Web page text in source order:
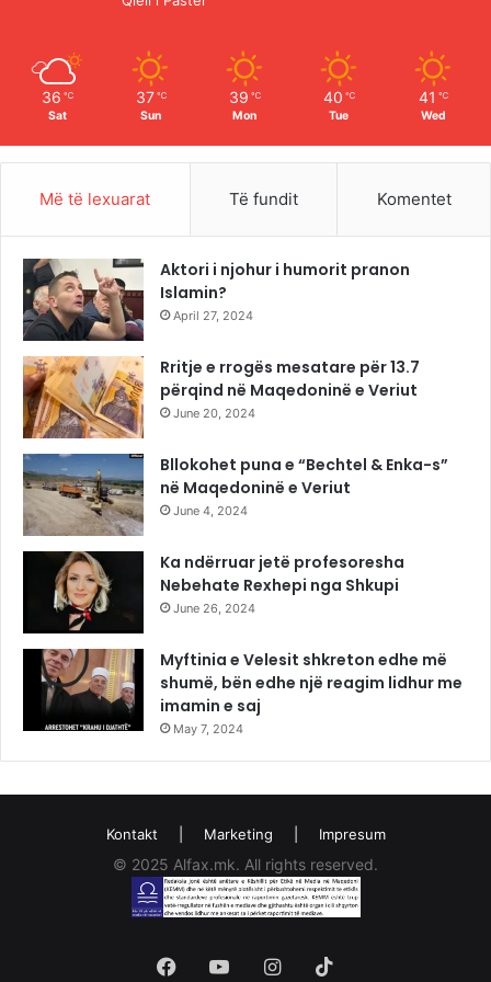
36 ℃
Sat
37 ℃
Sun
39 ℃
Mon
40 ℃
Tue
41 ℃
Wed
Më të lexuarat Të fundit Komentet
Aktori i njohur i humorit pranon
Islamin?
April 27, 2024
Rritje e rrogës mesatare për 13.7
përqind në Maqedoninë e Veriut
June 20, 2024
Bllokohet puna e “Bechtel & Enka-s”
në Maqedoninë e Veriut
June 4, 2024
Ka ndërruar jetë profesoresha
Nebehate Rexhepi nga Shkupi
June 26, 2024
Myftinia e Velesit shkreton edhe më
shumë, bën edhe një reagim lidhur me
imamin e saj
May 7, 2024
Kontakt Marketing Impresum
© 2025 Alfax.mk. All rights reserved.
FacebookYouTubeInstagram